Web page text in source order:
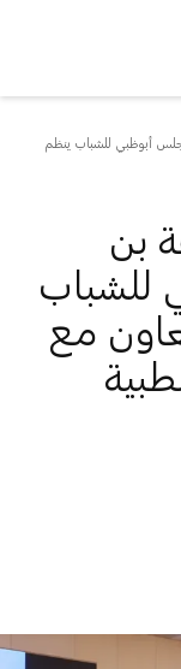
أبوظبي للشباب ينظم
بن
للشباب
مع